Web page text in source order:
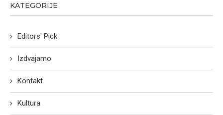
KATEGORIJE
Editors' Pick
Izdvajamo
Kontakt
Kultura